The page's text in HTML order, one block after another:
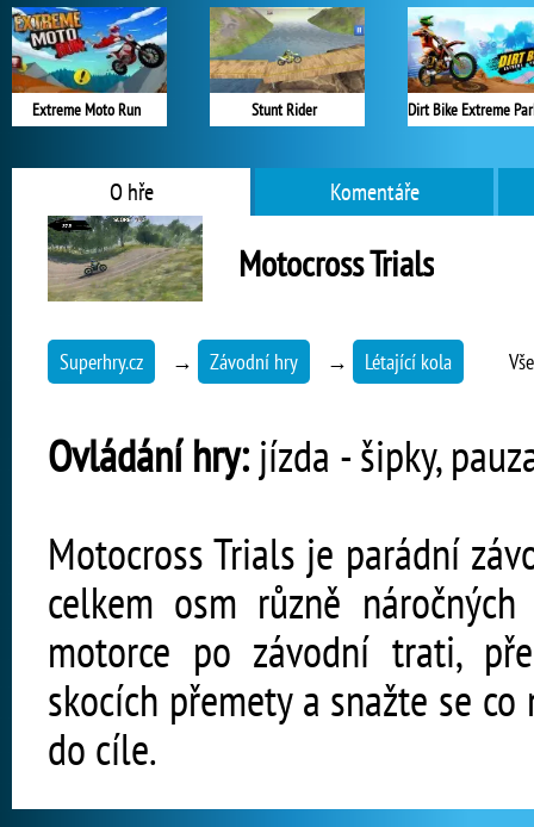
Extreme Moto Run Stunt Rider
O hře Komentáře
Motocross Trials
Superhry.cz → Závodní hry → Létající kola
Ovládání hry: jízda - šipky,
Motocross Trials je parádní
celkem osm různě
motorce po závodní trati,
skocích přemety a snažte se
do cíle.